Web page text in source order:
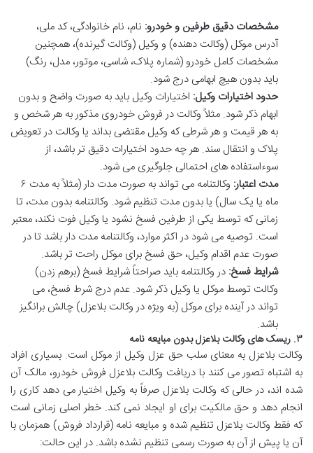
مشخصات دقیق طرفین و خودرو: نام، نام خانوادگی، کد ملی،
آدرس موکل (وکالت دهنده) و وکیل (وکالت گیرنده)، همچنین
مشخصات کامل خودرو (شماره پلاک، شاسی، موتور، مدل، رنگ)
باید بدون هیچ ابهامی درج شود.
حدود اختیارات وکیل: اختیارات وکیل باید به صورت واضح و بدون
ابهام ذکر شود. مثلاً وکالت در فروش خودروی مذکور به هر شخص و
به هر قیمت و هر شرطی که وکیل مقتضی بداند یا وکالت در تعویض
پلاک و انتقال سند. هر چه حدود اختیارات دقیق تر باشد، از
سوءاستفاده های احتمالی جلوگیری می شود.
مدت اعتبار:
وکالتنامه می تواند به صورت مدت دار (مثلاً به مدت ۶
ماه یا یک سال) یا بدون مدت تنظیم شود. وکالتنامه بدون مدت، تا
زمانی که توسط یکی از طرفین فسخ نشود یا وکیل فوت نکند، معتبر
است. توصیه می شود در اکثر موارد، وکالتنامه مدت دار باشد تا در
صورت عدم اقدام وکیل، حق فسخ برای موکل راحت تر باشد.
شرایط فسخ: در وکالتنامه باید صراحتاً شرایط فسخ (برهم زدن)
وکالت توسط موکل یا وکیل ذکر شود. عدم درج شرط فسخ، می
تواند در آینده برای موکل (به ویژه در وکالت بلاعزل) چالش برانگیز
باشد.
۳. ریسک های وکالت بلاعزل بدون مبایعه نامه
وکالت بلاعزل به معنای سلب حق عزل وکیل از موکل است. بسیاری افراد
به اشتباه تصور می کنند با دریافت وکالت بلاعزل فروش خودرو، مالک آن
شده اند، در حالی که وکالت بلاعزل صرفاً به وکیل اختیار می دهد کاری را
انجام دهد و حق مالکیت برای او ایجاد نمی کند. خطر اصلی زمانی است
که فقط وکالت بلاعزل تنظیم شده و مبایعه نامه (قرارداد فروش) همزمان با
آن یا پیش از آن به صورت رسمی تنظیم نشده باشد. در این حالت: